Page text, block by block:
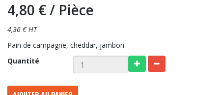
4,80 €/ Pièce
4,36 € HT
Pain de campagne, cheddar, jambon
Quantité